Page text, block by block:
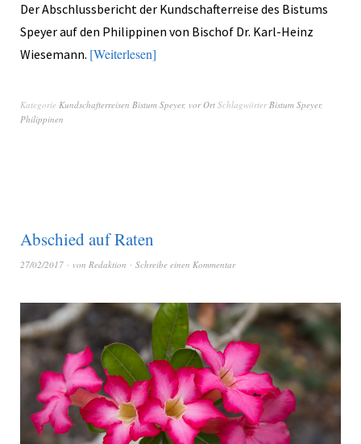
Der Abschlussbericht der Kundschafterreise des Bistums
Speyer auf den Philippinen von Bischof Dr. Karl-Heinz
Wiesemann. Weiterlesen
Kategorie Kundschafterreisen Bistum Speyer, vor Ort SchlagwörterBistum Speyer,
Philippinen
Abschied auf Raten
27/02/2017 von Redaktion Schreibe einen Kommentar